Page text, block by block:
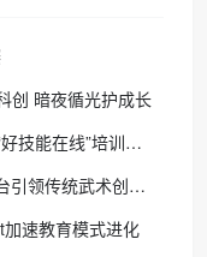
创 暗夜循光护成长
动 公益培训行动全面启航
传统武术创新传播
速教育模式进化